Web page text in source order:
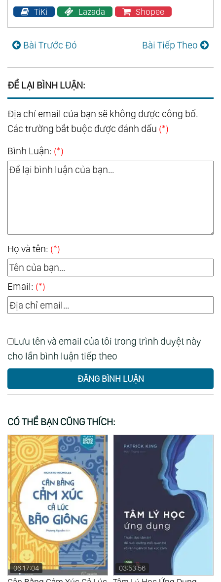
TiKi
Lazada Shopee
Bài Trước Đó Bài Tiếp Theo
ĐỂ LẠI BÌNH LUẬN:
Địa chỉ email của bạn sẽ không được công bố.
Các trường bắt buộc được đánh dấu (*)
Bình Luận: (*)
Họ và tên: (*)
Email: (*)
Lưu tên và email của tôi trong trình duyệt này
cho lần bình luận tiếp theo
ĐĂNG BÌNH LUẬN
CÓ THỂ BẠN CŨNG THÍCH:
06:17:04 03:53:56